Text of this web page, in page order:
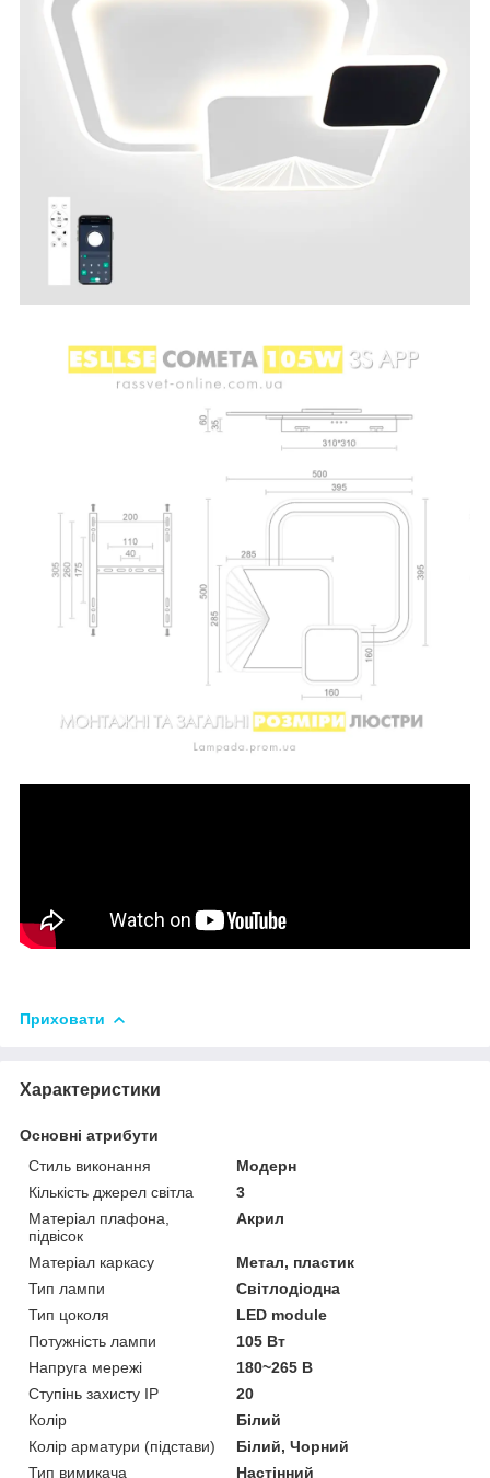
Приховати
Характеристики
Основні атрибути
Стиль виконання
Модерн
Кількість джерел світла
3
Матеріал плафона,
підвісок
Акрил
Матеріал каркасу
Метал, пластик
Тип лампи
Світлодіодна
Тип цоколя
LED module
Потужність лампи
105 Вт
Напруга мережі
180~265 В
Ступінь захисту IP
20
Колір
Білий
Колір арматури (підстави)
Білий, Чорний
Тип вимикача
Настінний